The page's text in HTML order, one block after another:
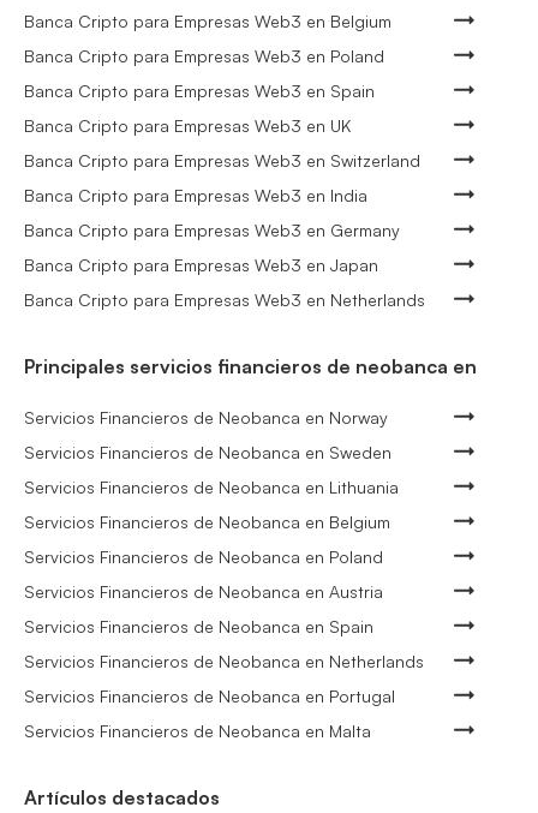
Banca Cripto para Empresas Web3 en Belgium
Banca Cripto para Empresas Web3 en Poland
Banca Cripto para Empresas Web3 en Spain
Banca Cripto para Empresas Web3 en UK
Banca Cripto para Empresas Web3 en Switzerland
Banca Cripto para Empresas Web3 en India
Banca Cripto para Empresas Web3 en Germany
Banca Cripto para Empresas Web3 en Japan
Banca Cripto para Empresas Web3 en Netherlands
Principales servicios financieros de neobanca en
Servicios Financieros de Neobanca en Norway
Servicios Financieros de Neobanca en Sweden
Servicios Financieros de Neobanca en Lithuania
Servicios Financieros de Neobanca en Belgium
Servicios Financieros de Neobanca en Poland
Servicios Financieros de Neobanca en Austria
Servicios Financieros de Neobanca en Spain
Servicios Financieros de Neobanca en Netherlands
Servicios Financieros de Neobanca en Portugal
Servicios Financieros de Neobanca en Malta
Artículos destacados